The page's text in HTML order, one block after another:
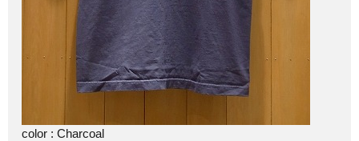
color : Charcoal